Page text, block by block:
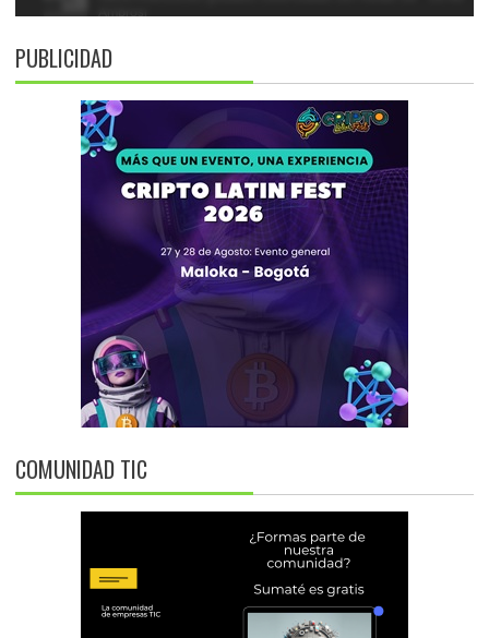
PUBLICIDAD
COMUNIDAD TIC